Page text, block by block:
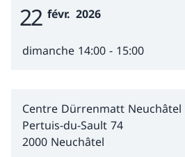
Event Date
22 févr. 2026
dimanche 14:00 - 15:00
Centre Dürrenmatt Neuchâtel
Pertuis-du-Sault 74
2000 Neuchâtel